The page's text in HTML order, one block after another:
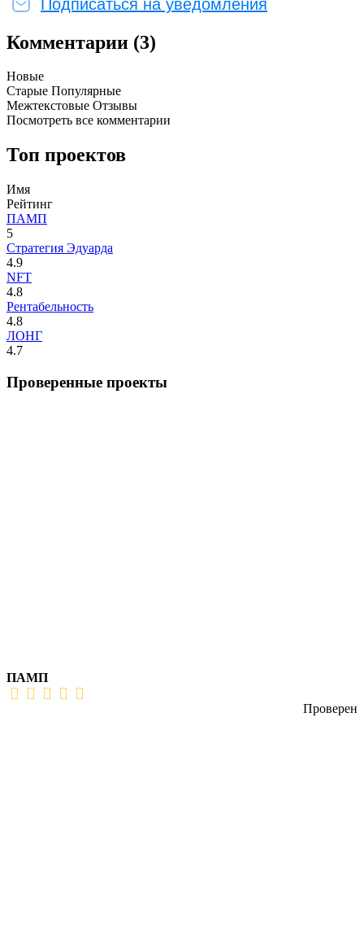
Подписаться на уведомления
Комментарии (3)
Новые
Старые Популярные
Межтекстовые Отзывы
Посмотреть все комментарии
Топ проектов
Имя
Рейтинг
ПАМП
5
Стратегия Эдуарда
4.9
NFT
4.8
Рентабельность
4.8
ЛОНГ
4.7
Проверенные проекты
ПАМП
Проверен